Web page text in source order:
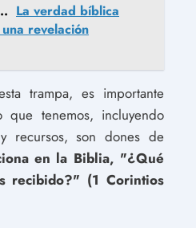
La verdad bíblica
revelación
trampa, es importante
tenemos, incluyendo
recursos, son dones de
en la Biblia, "¿Qué
recibido?" (1 Corintios